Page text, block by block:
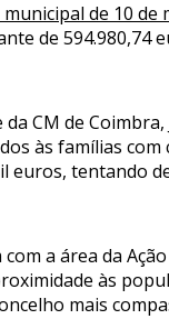
de 10
de 594.980,74
CM de
às famílias
euros, tentando
a área da
às
mais